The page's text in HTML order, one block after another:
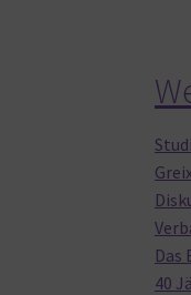
Das
40